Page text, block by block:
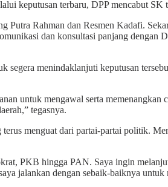
keputusan terbaru, DPP mencabut
Rahman dan Resmen Kadafi.
dan konsultasi panjang dengan
menindaklanjuti keputusan
untuk mengawal serta
tegasnya.
menguat dari partai-partai politik.
PKB hingga PAN. Saya ingin
jalankan dengan sebaik-baiknya